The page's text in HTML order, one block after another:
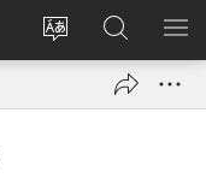
Změnit
stránek
Přihlásit
se
Hledat
na
JW.ORG